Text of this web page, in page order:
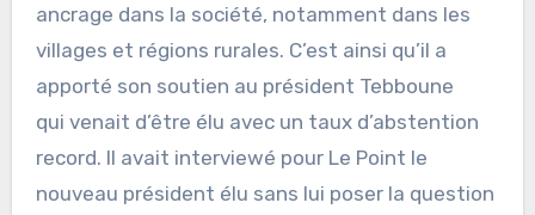
ancrage dans la société, notamment dans les
villages et régions rurales. C’est ainsi qu’il a
apporté son soutien au président Tebboune
qui venait d’être élu avec un taux d’abstention
record. Il avait interviewé pour Le Point le
nouveau président élu sans lui poser la question